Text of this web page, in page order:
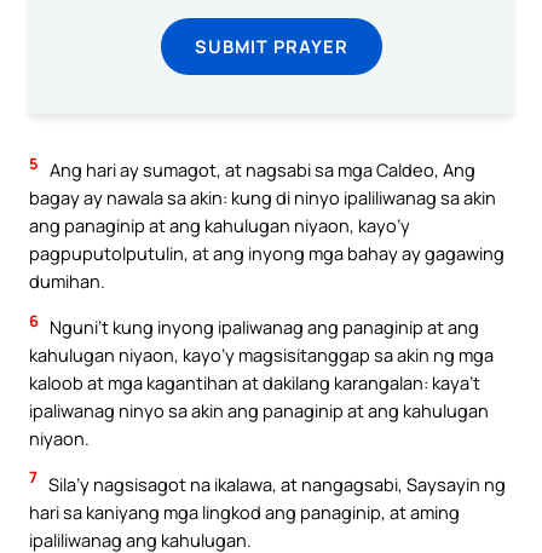
SUBMIT PRAYER
5 Ang hari ay sumagot, at nagsabi sa mga Caldeo, Ang
bagay ay nawala sa akin: kung di ninyo ipaliliwanag sa akin
ang panaginip at ang kahulugan niyaon, kayo’y
pagpuputolputulin, at ang inyong mga bahay ay gagawing
dumihan.
6 Nguni’t kung inyong ipaliwanag ang panaginip at ang
kahulugan niyaon, kayo’y magsisitanggap sa akin ng mga
kaloob at mga kagantihan at dakilang karangalan: kaya’t
ipaliwanag ninyo sa akin ang panaginip at ang kahulugan
niyaon.
7 Sila’y nagsisagot na ikalawa, at nangagsabi, Saysayin ng
hari sa kaniyang mga lingkod ang panaginip, at aming
ipaliliwanag ang kahulugan.